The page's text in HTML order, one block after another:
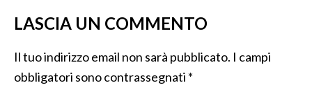
LASCIA UN COMMENTO
Il tuo indirizzo email non sarà pubblicato. I campi
obbligatori sono contrassegnati *